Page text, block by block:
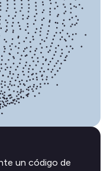
un código de